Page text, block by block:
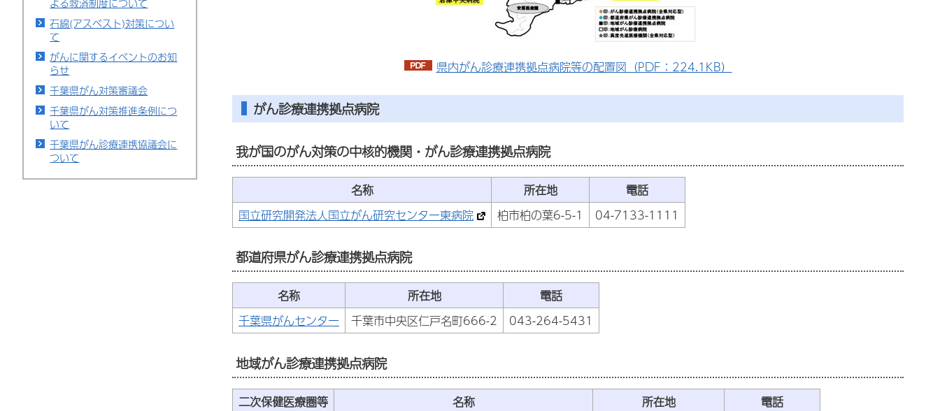
石綿(アスベスト)対策につい
て
がんに関するイベントのお知
らせ
千葉県がん対策審議会
千葉県がん対策推進条例につ
いて
千葉県がん診療連携協議会に
ついて
県内がん診療連携拠点病院等の配置図（PDF：224.1KB）
がん診療連携拠点病院
我が国のがん対策の中核的機関・がん診療連携拠点病院
名称 所在地
電話
国立研究開発法人国立がん研究センター東病院
柏市柏の葉6-5-1 04-7133-1111
都道府県がん診療連携拠点病院
名称 所在地
電話
千葉県がんセンター
千葉市中央区仁戸名町666-2 043-264-5431
地域がん診療連携拠点病院
二次保健医療圏等 名称 所在地
電話